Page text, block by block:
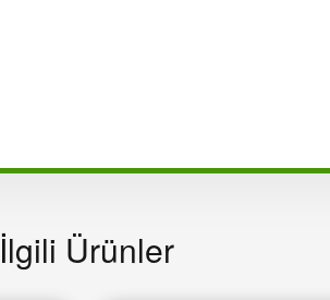
İlgili Ürünler